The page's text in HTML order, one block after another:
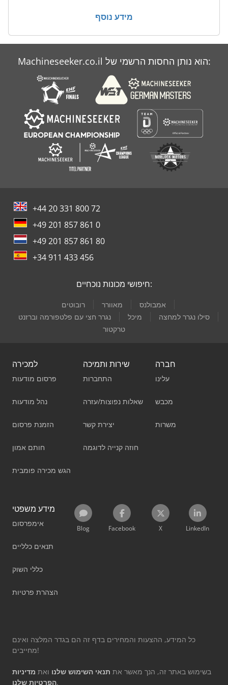
מידע נוסף
Machineseeker.co.il הוא נותן החסות הרשמי של:
+44 20 331 800 72
+49 201 857 861 0
+49 201 857 861 80
+34 911 433 456
חיפושי מכונות נוכחיים:
רובוטים מאוורר
אמבולנס
נגרר חצי עם פלטפורמה וברזנט
מיכל
סילו נגרר למחצה
טרקטור
למכירה
פרסום מודעות
נהל מודעות
הזמנת פרסום
חותם אמון
הגש מכירה פומבית
שירות ותמיכה
התחברות
שאלות נפוצות/עזרה
יצירת קשר
חוזה קנייה לדוגמה
חברה
עלינו
מכבש
משרות
מידע משפטי
אימפרסום
תנאים כלליים
כללי השוק
הצהרת פרטיות
Blog Facebook X LinkedIn
כל המידע, ההצעות והמחירים בדף זה הם בגדר המלצה ואינם
מחייבים!
בשימוש באתר זה, הנך מאשר את תנאי השימוש שלנו ואת מדיניות
הפרטיות שלנו.